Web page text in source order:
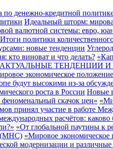
по денежно-кредитной
Идеальный шторм:
валютной системы: евро,
Итоги политики
новые тенденции
кто виноват и что делать?
ТЕНДЕНЦИИ
экономическое
будут высокими из-за
роста в России Новые
скачок цен»
принял участие в работе
расчётов:
«От глобальной паутины к
(МНС) «Мировое
модернизации и